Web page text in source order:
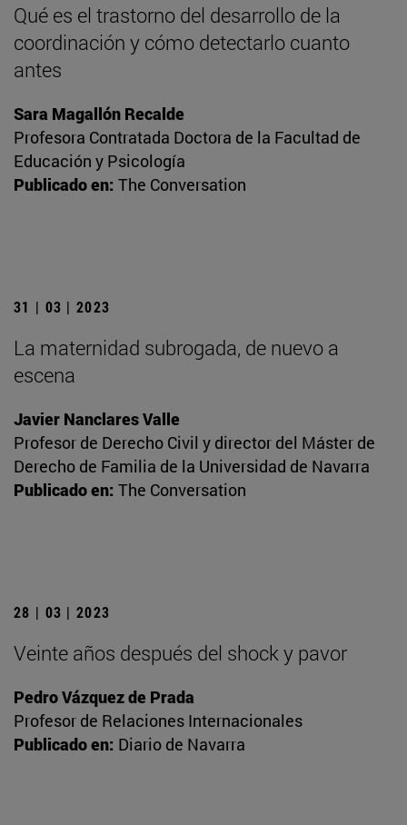
Qué es el trastorno del desarrollo de la
coordinación y cómo detectarlo cuanto
antes
Sara Magallón Recalde
Profesora Contratada Doctora de la Facultad de
Educación y Psicología
Publicado en: The Conversation
31 | 03 | 2023
La maternidad subrogada, de nuevo a
escena
Javier Nanclares Valle
Profesor de Derecho Civil y director del Máster de
Derecho de Familia de la Universidad de Navarra
Publicado en: The Conversation
28 | 03 | 2023
Veinte años después del shock y pavor
Pedro Vázquez de Prada
Profesor de Relaciones Internacionales
Publicado en: Diario de Navarra